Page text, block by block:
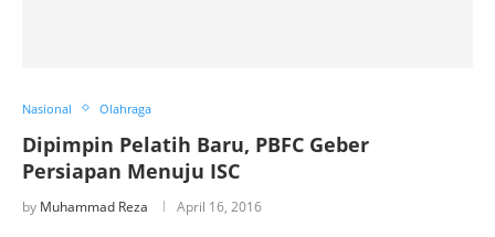
Nasional Olahraga
Dipimpin Pelatih Baru, PBFC Geber
Persiapan Menuju ISC
by Muhammad Reza April 16, 2016